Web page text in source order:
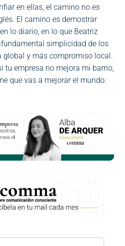
en ellas, el camino no es
El camino es demostrar
lo diario, en lo que Beatriz
simplicidad de los
global y más compromiso local.
tu empresa no mejora mi barrio,
que vas a mejorar el mundo.